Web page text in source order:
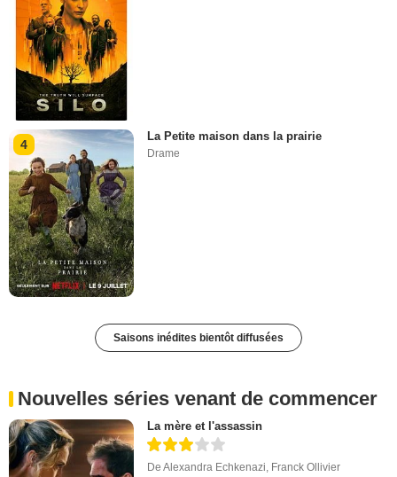
4
La Petite maison dans la prairie
Drame
Saisons inédites bientôt diffusées
Nouvelles séries venant de commencer
La mère et l'assassin
DeAlexandra Echkenazi Franck Ollivier